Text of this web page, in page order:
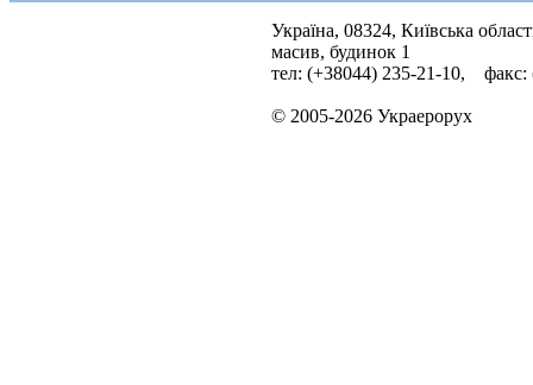
Україна, 08324, Київська
масив, будинок 1
тел: (+38044) 235-21-10, факс:
© 2005-2026 Украерорух